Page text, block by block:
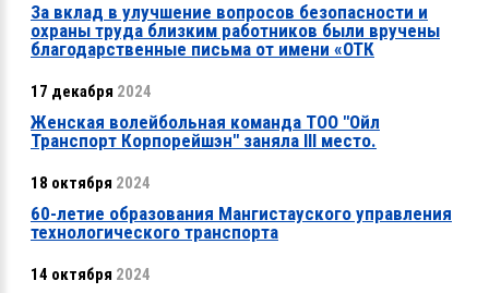
За вклад в улучшение вопросов безопасности и
охраны труда близким работников были вручены
благодарственные письма от имени «ОТК
17 декабря 2024
Женская волейбольная команда ТОО "Ойл
Транспорт Корпорейшэн" заняла ІІІ место.
18 октября 2024
60-летие образования Мангистауского управления
технологического транспорта
14 октября 2024